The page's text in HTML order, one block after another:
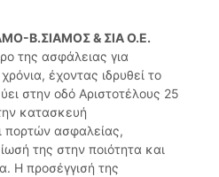
Β.ΣΙΑΜΟΣ & ΣΙΑ Ο.Ε.
της ασφάλειας για
έχοντας ιδρυθεί το
στην οδό Αριστοτέλους 25
κατασκευή
ασφαλείας,
της στην ποιότητα και
Η προσέγγισή της